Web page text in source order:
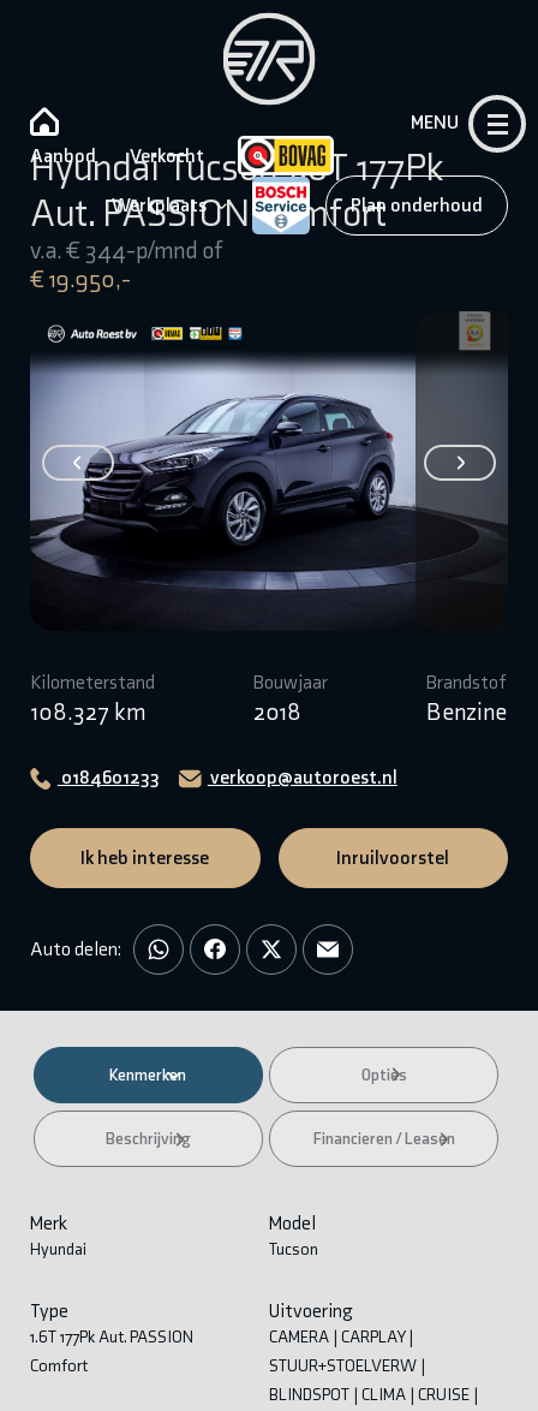
Aanbod Verkocht
Werkplaats Plan onderhoud
MENU
Hyundai Tucson 1.6T 177Pk
Aut. PASSION Comfort
v.a. € 344-p/mnd of
€ 19.950,-
Kilometerstand
108.327 km
Bouwjaar
2018
Brandstof
Benzine
0184601233 verkoop@autoroest.nl
Ik heb interesse Inruilvoorstel
Auto delen:
Kenmerken Opties
Beschrijving Financieren / Leasen
Merk
Hyundai
Model
Tucson
Type
1.6T 177Pk Aut. PASSION
Comfort
Uitvoering
CAMERA | CARPLAY |
STUUR+STOELVERW |
BLINDSPOT | CLIMA | CRUISE |